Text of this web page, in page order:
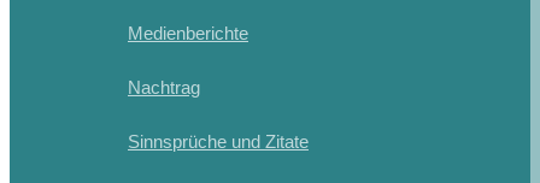
Medienberichte
Nachtrag
Sinnsprüche und Zitate